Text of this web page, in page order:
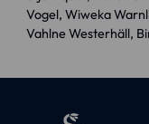
Vogel, Wiweka
Vahlne Westerhäll,